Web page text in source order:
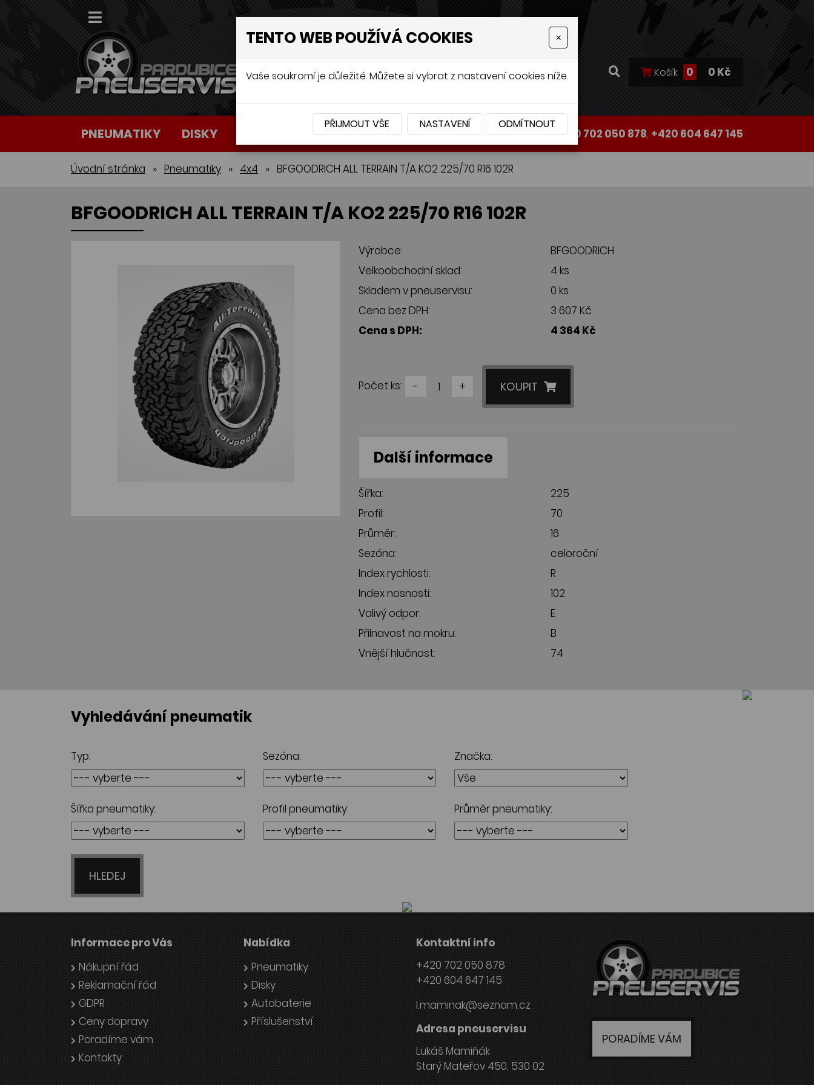
Košík 0 0 Kč
PNEUMATIKY DISKY AUTOBATERIE PŘÍSLUŠENSTVÍ +420 702 050 878, +420 604 647 145
Úvodní stránka » Pneumatiky » 4x4 » BFGOODRICH ALL TERRAIN T/A KO2 225/70 R16 102R
BFGOODRICH ALL TERRAIN T/A KO2 225/70 R16 102R
Výrobce:
BFGOODRICH
Velkoobchodní sklad:
4 ks
Skladem v pneuservisu:
0 ks
Cena bez DPH:
3 607 Kč
Cena s DPH:
4 364 Kč
Počet ks: - + KOUPIT
Další informace
Šířka:
225
Profil:
70
Průměr:
16
Sezóna:
celoroční
Index rychlosti:
R
Index nosnosti:
102
Valivý odpor:
E
Přilnavost na mokru:
B
Vnější hlučnost:
74
Vyhledávání pneumatik
Typ: Sezóna: Značka:
Šířka pneumatiky: Profil pneumatiky: Průměr pneumatiky:
HLEDEJ
Informace pro Vás
Nákupní řád
Reklamační řád
GDPR
Ceny dopravy
Poradíme vám
Kontakty
Nabídka
Pneumatiky
Disky
Autobaterie
Příslušenství
Kontaktní info
+420 702 050 878
+420 604 647 145
l.maminak@seznam.cz
Adresa pneuservisu
Lukáš Mamiňák
Starý Mateřov 450, 530 02
PORADÍME VÁM
TENTO WEB POUŽÍVÁ COOKIES ×
Vaše soukromí je důležité. Můžete si vybrat z nastavení cookies níže.
PŘIJMOUT VŠE NASTAVENÍ ODMÍTNOUT